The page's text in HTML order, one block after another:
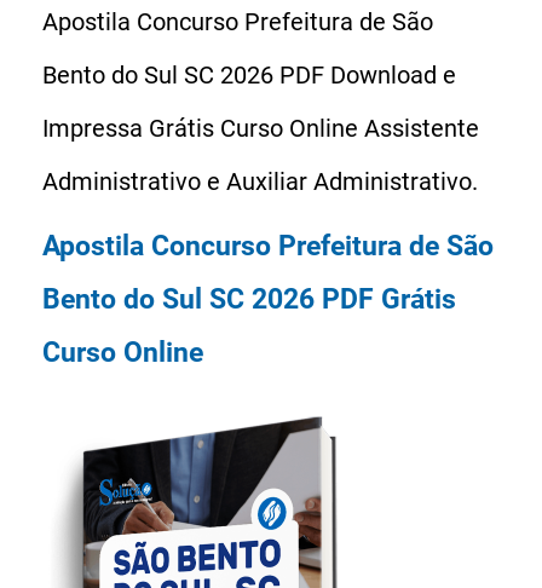
Apostila Concurso Prefeitura de São
Bento do Sul SC 2026 PDF Download e
Impressa Grátis Curso Online Assistente
Administrativo e Auxiliar Administrativo.
Apostila Concurso Prefeitura de São
Bento do Sul SC 2026 PDF Grátis
Curso Online